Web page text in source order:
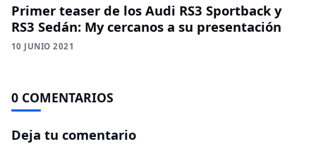
Primer teaser de los Audi RS3 Sportback y
RS3 Sedán: My cercanos a su presentación
10 JUNIO 2021
0 COMENTARIOS
Deja tu comentario